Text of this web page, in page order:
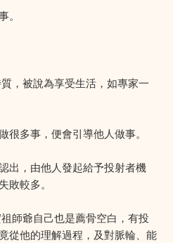
，被說為享受生活，如專家一
很多事，便會引導他人做事。
出，由他人發起給予投射者機
敗較多。
師爺自己也是薦骨空白，有投
從他的理解過程，及對脈輪、能